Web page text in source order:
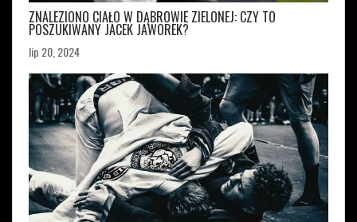
ZNALEZIONO CIAŁO W DĄBROWIE ZIELONEJ: CZY TO
POSZUKIWANY JACEK JAWOREK?
lip 20, 2024